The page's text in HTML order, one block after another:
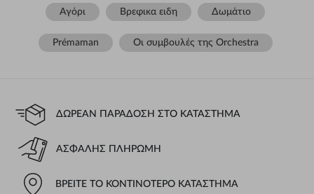
Αγόρι Βρεφικα ειδη Δωμάτιο
Prémaman Οι συμβουλές της Orchestra​
ΔΩΡΕΆΝ ΠΑΡΆΔΟΣΗ ΣΤΟ ΚΑΤΆΣΤΗΜΑ
ΑΣΦΑΛΉΣ ΠΛΗΡΩΜΉ
ΒΡΕΊΤΕ ΤΟ ΚΟΝΤΙΝΌΤΕΡΟ ΚΑΤΆΣΤΗΜΑ